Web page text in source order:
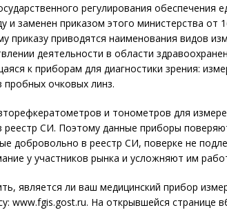
регулирования обеспечения
и заменен приказом этого министерства
приказу приводятся наименования видов
деятельности в области
к приборам для диагностики зрения:
пробных очковых линз.
и тонометров для
реестр СИ. Поэтому данные приборы
добровольно в реестр СИ, поверке не
у участников рынка и усложняют им
является ли ваш медицинский прибор
www.fgis.gost.ru. На открывшейся странице